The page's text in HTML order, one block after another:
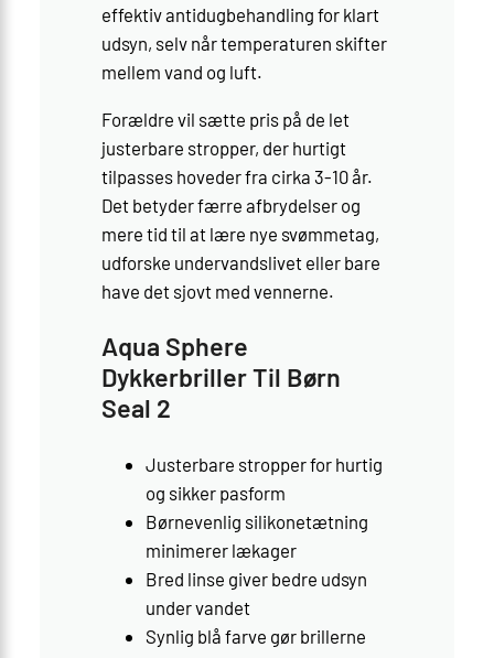
effektiv antidug­behandling for klart
udsyn, selv når temperaturen skifter
mellem vand og luft.
Forældre vil sætte pris på de let
justerbare stropper, der hurtigt
tilpasses hoveder fra cirka 3-10 år.
Det betyder færre afbrydelser og
mere tid til at lære nye svømmetag,
udforske undervandslivet eller bare
have det sjovt med vennerne.
Aqua Sphere
Dykkerbriller Til Børn
Seal 2
Justerbare stropper for hurtig
og sikker pasform
Børnevenlig silikonetætning
minimerer lækager
Bred linse giver bedre udsyn
under vandet
Synlig blå farve gør brillerne